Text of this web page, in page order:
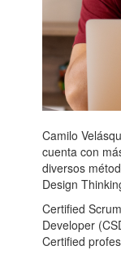
Camilo
cuenta con
diversos
Design
Certified
Developer
Certified